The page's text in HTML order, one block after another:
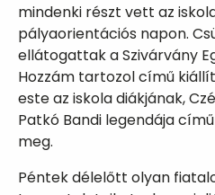
mindenki részt vett az
pályaorientációs napon.
ellátogattak a Szivárvány
Hozzám tartozol című
este az iskola diákjának,
Patkó Bandi legendája
meg.
Péntek délelőtt olyan